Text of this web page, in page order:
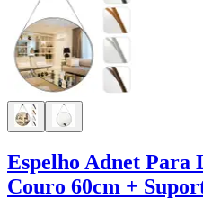
Espelho Adnet Para
Couro 60cm +